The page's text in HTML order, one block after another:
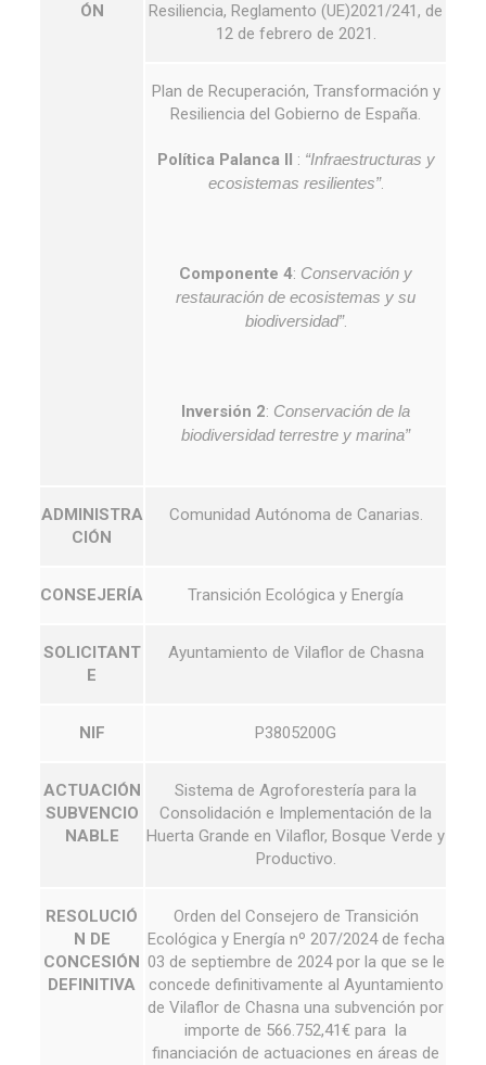
ÓN
Resiliencia, Reglamento (UE)2021/241, de
12 de febrero de 2021.
Plan de Recuperación, Transformación y
Resiliencia del Gobierno de España.
Política Palanca II : “Infraestructuras y
ecosistemas resilientes”.
Componente 4: Conservación y
restauración de ecosistemas y su
biodiversidad”.
Inversión 2: Conservación de la
biodiversidad terrestre y marina”
ADMINISTRA
CIÓN
Comunidad Autónoma de Canarias.
CONSEJERÍA Transición Ecológica y Energía
SOLICITANT
E
Ayuntamiento de Vilaflor de Chasna
NIF P3805200G
ACTUACIÓN
SUBVENCIO
NABLE
Sistema de Agroforestería para la
Consolidación e Implementación de la
Huerta Grande en Vilaflor, Bosque Verde y
Productivo.
RESOLUCIÓ
N DE
CONCESIÓN
DEFINITIVA
Orden del Consejero de Transición
Ecológica y Energía nº 207/2024 de fecha
03 de septiembre de 2024 por la que se le
concede definitivamente al Ayuntamiento
de Vilaflor de Chasna una subvención por
importe de 566.752,41€ para la
financiación de actuaciones en áreas de